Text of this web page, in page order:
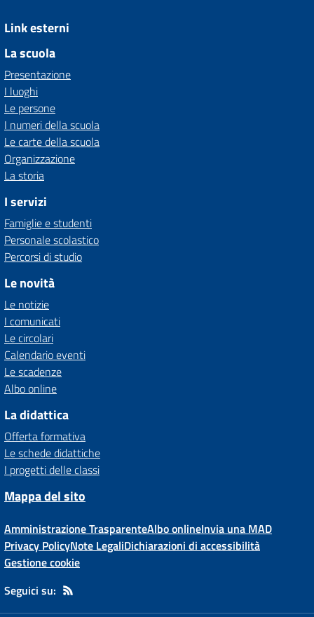
Link esterni
La scuola
Presentazione
I luoghi
Le persone
I numeri della scuola
Le carte della scuola
Organizzazione
La storia
I servizi
Famiglie e studenti
Personale scolastico
Percorsi di studio
Le novità
Le notizie
I comunicati
Le circolari
Calendario eventi
Le scadenze
Albo online
La didattica
Offerta formativa
Le schede didattiche
I progetti delle classi
Mappa del sito
Amministrazione TrasparenteAlbo onlineInvia una MAD
Privacy PolicyNote LegaliDichiarazioni di accessibilità
Gestione cookie
Seguici su: